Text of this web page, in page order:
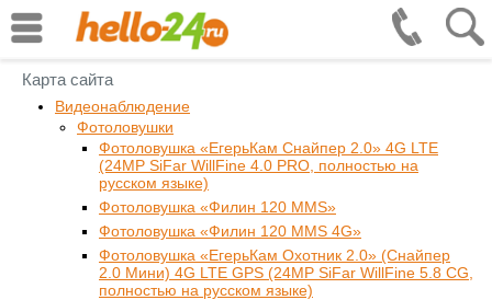
Карта сайта
Видеонаблюдение
Фотоловушки
Фотоловушка «ЕгерьКам Снайпер 2.0» 4G LTE
(24MP SiFar WillFine 4.0 PRO, полностью на
русском языке)
Фотоловушка «Филин 120 MMS»
Фотоловушка «Филин 120 MMS 4G»
Фотоловушка «ЕгерьКам Охотник 2.0» (Снайпер
2.0 Мини) 4G LTE GPS (24MP SiFar WillFine 5.8 CG,
полностью на русском языке)